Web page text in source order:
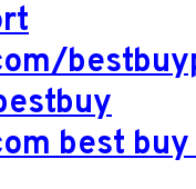
best